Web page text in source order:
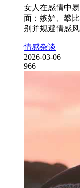
女人在感情中
面：嫉妒、攀
别并规避情感
情感杂谈
2026-03-06
966